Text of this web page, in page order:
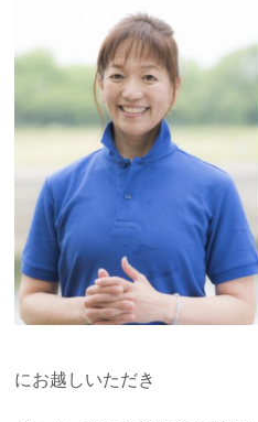
にお越しいただき